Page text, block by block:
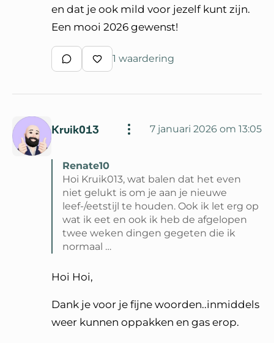
en dat je ook mild voor jezelf kunt zijn.
Een mooi 2026 gewenst!
Schrijf een reactie
Waardeer reactie
1 waardering
Kruik013 7 januari 2026 om 13:05
Renate10
Hoi Kruik013, wat balen dat het even
niet gelukt is om je aan je nieuwe
leef-/eetstijl te houden. Ook ik let erg op
wat ik eet en ook ik heb de afgelopen
twee weken dingen gegeten die ik
normaal …
Hoi Hoi,
Dank je voor je fijne woorden..inmiddels
weer kunnen oppakken en gas erop.